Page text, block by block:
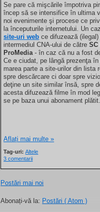
Se pare că mişcările împotriva
încep să se intensifice în ultima
noi evenimente şi procese ce
la începuturile internetului. Un
site-uri web ce difuzează
intermediul CNA-ului de cătreSC
ProMedia - în caz că nu a fost
Ce e ciudat, pe lângă prezenţa
marea parte a site-urilor din lista
spre descărcare ci doar spre
deţine un site similar însă, spre
acesta difuzează filme în mod
se pe baza unui abonament plătit.
Aflați mai multe »
Tag-uri:Altele
3 comentarii
Postări mai noi
Abonați-vă la: Postări ( Atom )